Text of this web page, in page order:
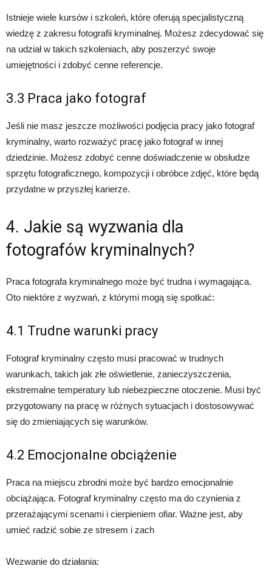
Istnieje wiele kursów i szkoleń, które oferują specjalistyczną
wiedzę z zakresu fotografii kryminalnej. Możesz zdecydować się
na udział w takich szkoleniach, aby poszerzyć swoje
umiejętności i zdobyć cenne referencje.
3.3 Praca jako fotograf
Jeśli nie masz jeszcze możliwości podjęcia pracy jako fotograf
kryminalny, warto rozważyć pracę jako fotograf w innej
dziedzinie. Możesz zdobyć cenne doświadczenie w obsłudze
sprzętu fotograficznego, kompozycji i obróbce zdjęć, które będą
przydatne w przyszłej karierze.
4. Jakie są wyzwania dla
fotografów kryminalnych?
Praca fotografa kryminalnego może być trudna i wymagająca.
Oto niektóre z wyzwań, z którymi mogą się spotkać:
4.1 Trudne warunki pracy
Fotograf kryminalny często musi pracować w trudnych
warunkach, takich jak złe oświetlenie, zanieczyszczenia,
ekstremalne temperatury lub niebezpieczne otoczenie. Musi być
przygotowany na pracę w różnych sytuacjach i dostosowywać
się do zmieniających się warunków.
4.2 Emocjonalne obciążenie
Praca na miejscu zbrodni może być bardzo emocjonalnie
obciążająca. Fotograf kryminalny często ma do czynienia z
przerażającymi scenami i cierpieniem ofiar. Ważne jest, aby
umieć radzić sobie ze stresem i zach
Wezwanie do działania: